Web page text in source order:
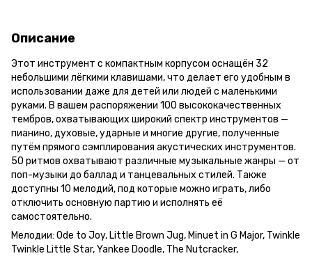
Описание
Этот инструмент с компактным корпусом оснащён 32
небольшими лёгкими клавишами, что делает его удобным в
использовании даже для детей или людей с маленькими
руками. В вашем распоряжении 100 высококачественных
тембров, охватывающих широкий спектр инструментов —
пианино, духовые, ударные и многие другие, полученные
путём прямого сэмплирования акустических инструментов.
50 ритмов охватывают различные музыкальные жанры — от
поп-музыки до баллад и танцевальных стилей. Также
доступны 10 мелодий, под которые можно играть, либо
отключить основную партию и исполнять её
самостоятельно.
Мелодии: Ode to Joy, Little Brown Jug, Minuet in G Major, Twinkle
Twinkle Little Star, Yankee Doodle, The Nutcracker,